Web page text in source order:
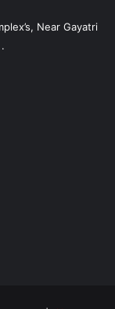
Near Gayatri